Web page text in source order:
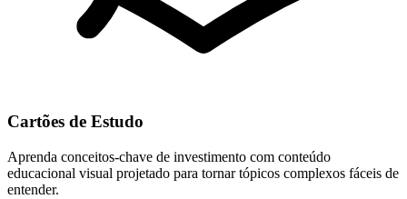
Cartões de Estudo
Aprenda conceitos-chave de investimento com conteúdo
educacional visual projetado para tornar tópicos complexos fáceis de
entender.